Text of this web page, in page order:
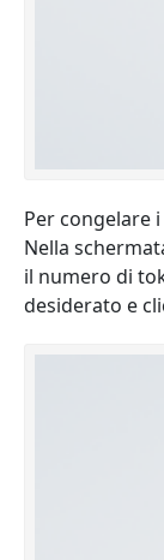
Per congelare
Nella
il numero di
desiderato e